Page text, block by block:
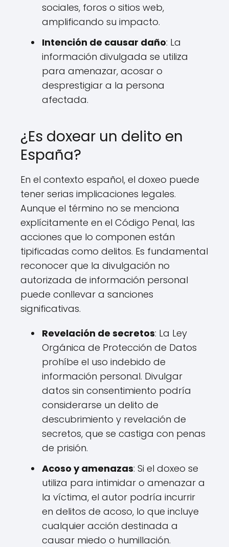
sociales, foros o sitios web,
amplificando su impacto.
Intención de causar daño: La
información divulgada se utiliza
para amenazar, acosar o
desprestigiar a la persona
afectada.
¿Es doxear un delito en
España?
En el contexto español, el doxeo puede
tener serias implicaciones legales.
Aunque el término no se menciona
explícitamente en el Código Penal, las
acciones que lo componen están
tipificadas como delitos. Es fundamental
reconocer que la divulgación no
autorizada de información personal
puede conllevar a sanciones
significativas.
Revelación de secretos: La Ley
Orgánica de Protección de Datos
prohíbe el uso indebido de
información personal. Divulgar
datos sin consentimiento podría
considerarse un delito de
descubrimiento y revelación de
secretos, que se castiga con penas
de prisión.
Acoso y amenazas: Si el doxeo se
utiliza para intimidar o amenazar a
la víctima, el autor podría incurrir
en delitos de acoso, lo que incluye
cualquier acción destinada a
causar miedo o humillación.